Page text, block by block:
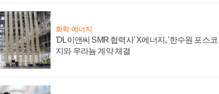
화학·에너지
'DL이앤씨 SMR 협력사' X에너지, '한수원 포스
지와 우라늄 계약 체결